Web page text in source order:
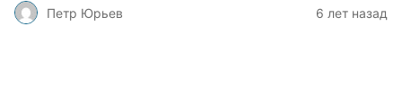
Петр Юрьев 6 лет назад